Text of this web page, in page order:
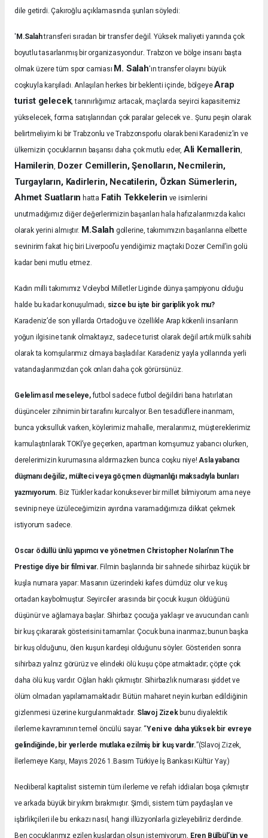
dile getirdi. Çakıroğlu açıklamasında şunları söyledi:
' M.Salahtransferi sıradan bir transfer değil. Yüksek maliyeti yanında çok
boyutlu tasarlanmış bir organizasyondur.Trabzon ve bölge insanı başta
olmak üzere tüm spor camiası M. Salah'ın transfer olayını büyük
coşkuyla karşıladı.Anlaşılan herkes bir beklenti içinde, bölgeyeArap
turist gelecek, tanınırlığımız artacak, maçlarda seyirci kapasitemiz
yükselecek, forma satışlarından çok paralar gelecek ve.. Şunu peşin olarak
belirtmeliyim ki bir Trabzonlu ve Trabzonsporlu olarak beni Karadeniz’in ve
ülkemizin çocuklarının başarısı daha çok mutlu eder, Ali Kemallerin,
Hamilerin, Dozer Cemillerin, Şenolların, Necmilerin,
Turgayların, Kadirlerin, Necatilerin, Özkan Sümerlerin,
Ahmet Suatların hatta Fatih Tekkelerin ve isimlerini
unutmadığımız diğer değerlerimizin başarıları hala hafızalarımızda kalıcı
olarak yerini almıştır. M.Salah gollerine, takımımızın başarılarına elbette
sevinirim fakat hiç biri Liverpool’u yendiğimiz maçtaki Dozer Cemil’in golü
kadar beni mutlu etmez.
Kadın milli takımımız Voleybol Milletler Liginde dünya şampiyonu olduğu
halde bu kadar konuşulmadı, sizce bu işte bir gariplik yok mu?
Karadeniz’de son yıllarda Ortadoğu ve özellikle Arap kökenli insanların
yoğun ilgisine tanık olmaktayız, sadece turist olarak değil artık mülk sahibi
olarak ta komşularımız olmaya başladılar. Karadeniz yayla yollarında yerli
vatandaşlarımızdan çok onları daha çok görürsünüz.
Gelelim asıl meseleye,futbol sadece futbol değildiri bana hatırlatan
düşünceler zihnimin bir tarafını kurcalıyor. Ben tesadüflere inanmam,
bunca yoksulluk varken, köylerimiz mahalle, meralarımız, müştereklerimiz
kamulaştırılarak TOKİ’ye geçerken, apartman komşumuz yabancı olurken,
derelerimizin kurumasına aldırmazken bunca coşku niye!Asla yabancı
düşmanı değiliz, mülteci veya göçmen düşmanlığı maksadıyla bunları
yazmıyorum. Biz Türkler kadar konuksever bir millet bilmiyorum ama neye
sevinip neye üzüleceğimizin ayırdına varamadığımıza dikkat çekmek
istiyorum sadece.
Oscar ödüllü ünlü yapımcı ve yönetmen Christopher Nolan’nın The
Prestige diye bir filmi var. Filmin başlarında bir sahnede sihirbaz küçük bir
kuşla numara yapar: Masanın üzerindeki kafes dümdüz olur ve kuş
ortadan kaybolmuştur. Seyirciler arasında bir çocuk kuşun öldüğünü
düşünür ve ağlamaya başlar. Sihirbaz çocuğa yaklaşır ve avucundan canlı
bir kuş çıkararak gösterisini tamamlar. Çocuk buna inanmaz; bunun başka
bir kuş olduğunu, ölen kuşun kardeşi olduğunu söyler. Gösteriden sonra
sihirbazı yalnız görürüz ve elindeki ölü kuşu çöpe atmaktadır; çöpte çok
daha ölü kuş vardır. Oğlan haklı çıkmıştır. Sihirbazlık numarası şiddet ve
ölüm olmadan yapılamamaktadır. Bütün maharet neyin kurban edildiğinin
gizlenmesi üzerine kurgulanmaktadır. Slavoj Zizekbunu diyalektik
ilerleme kavramının temel öncülü sayar. “Yeni ve daha yüksek bir evreye
gelindiğinde, bir yerlerde mutlaka ezilmiş bir kuş vardır.”(Slavoj Zizek,
İlerlemeye Karşı, Mayıs 2026 1.Basım Türkiye İş Bankası Kültür Yay.)
Neoliberal kapitalist sistemin tüm ilerleme ve refah iddiaları boşa çıkmıştır
ve arkada büyük bir yıkım bırakmıştır. Şimdi, sistem tüm paydaşları ve
işbirlikçileri ile bu enkazı nasıl, hangi illüzyonlarla gizleyebiliriz derdinde.
Ben çocuklarımız ezilen kuşlardan olsun istemiyorum, Eren Bülbül’ün ve